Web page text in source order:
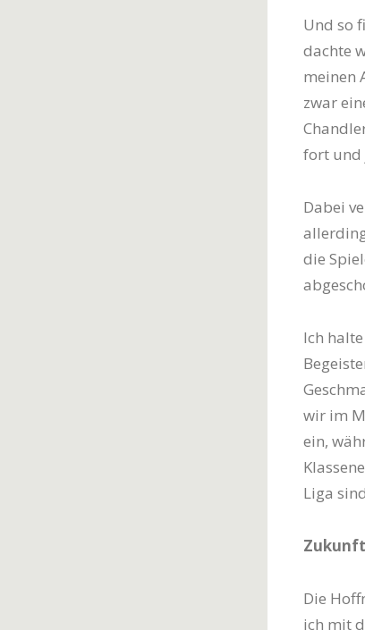
Und so
dachte
meinen
zwar
fort und
Dabei
die
Ich
wir im
ein,
Liga
Zukunft
Die
ich mit